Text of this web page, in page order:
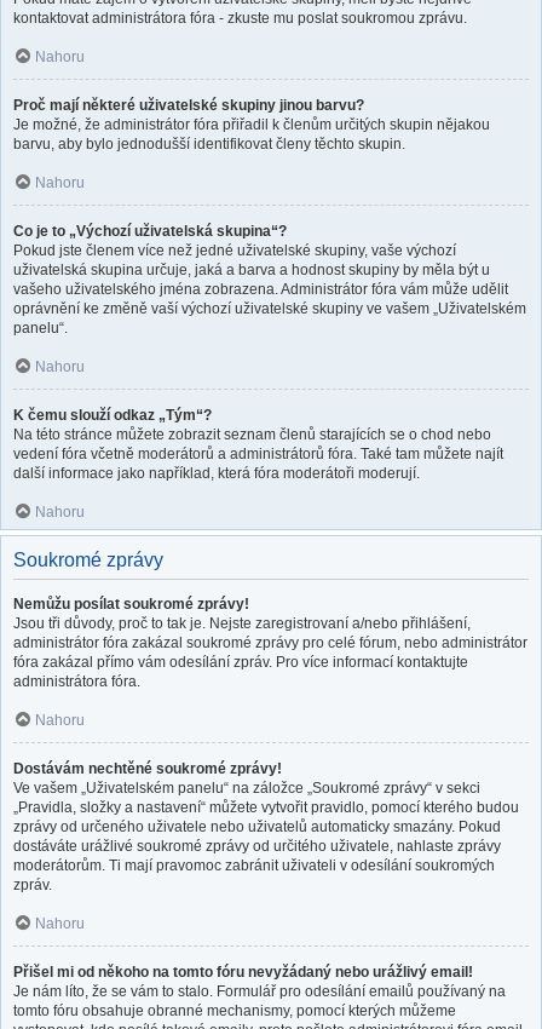
kontaktovat administrátora fóra - zkuste mu poslat soukromou zprávu.
Nahoru
Proč mají některé uživatelské skupiny jinou barvu?
Je možné, že administrátor fóra přiřadil k členům určitých skupin nějakou
barvu, aby bylo jednodušší identifikovat členy těchto skupin.
Nahoru
Co je to „Výchozí uživatelská skupina“?
Pokud jste členem více než jedné uživatelské skupiny, vaše výchozí
uživatelská skupina určuje, jaká a barva a hodnost skupiny by měla být u
vašeho uživatelského jména zobrazena. Administrátor fóra vám může udělit
oprávnění ke změně vaší výchozí uživatelské skupiny ve vašem „Uživatelském
panelu“.
Nahoru
K čemu slouží odkaz „Tým“?
Na této stránce můžete zobrazit seznam členů starajících se o chod nebo
vedení fóra včetně moderátorů a administrátorů fóra. Také tam můžete najít
další informace jako například, která fóra moderátoři moderují.
Nahoru
Soukromé zprávy
Nemůžu posílat soukromé zprávy!
Jsou tři důvody, proč to tak je. Nejste zaregistrovaní a/nebo přihlášení,
administrátor fóra zakázal soukromé zprávy pro celé fórum, nebo administrátor
fóra zakázal přímo vám odesílání zpráv. Pro více informací kontaktujte
administrátora fóra.
Nahoru
Dostávám nechtěné soukromé zprávy!
Ve vašem „Uživatelském panelu“ na záložce „Soukromé zprávy“ v sekci
„Pravidla, složky a nastavení“ můžete vytvořit pravidlo, pomocí kterého budou
zprávy od určeného uživatele nebo uživatelů automaticky smazány. Pokud
dostáváte urážlivé soukromé zprávy od určitého uživatele, nahlaste zprávy
moderátorům. Ti mají pravomoc zabránit uživateli v odesílání soukromých
zpráv.
Nahoru
Přišel mi od někoho na tomto fóru nevyžádaný nebo urážlivý email!
Je nám líto, že se vám to stalo. Formulář pro odesílání emailů používaný na
tomto fóru obsahuje obranné mechanismy, pomocí kterých můžeme